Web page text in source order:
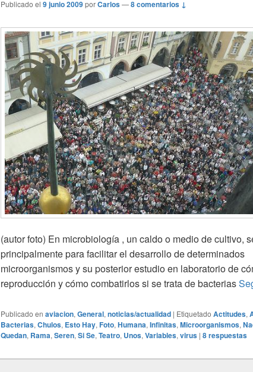
Publicado el 9 junio 2009porCarlos—8 comentarios ↓
(autor foto) En microbiología , un caldo o medio de cultivo,
principalmente para facilitar el desarrollo de determinados
microorganismos y su posterior estudio en laboratorio de
reproducción y cómo combatirlos si se trata de bacterias
Publicado en aviacion, General, noticias/actualidad | Etiquetado Actitudes,
Bacterias, Chulos, Esto Hay, Foto, Humana, Infinitas, Microorganismos,
Quedan, Rama, Seren, Si Se, Teatro, Unos, Variables, virus | 8respuestas